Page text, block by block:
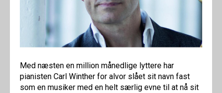
Med næsten en million månedlige lyttere har
pianisten Carl Winther for alvor slået sit navn fast
som en musiker med en helt særlig evne til at nå sit